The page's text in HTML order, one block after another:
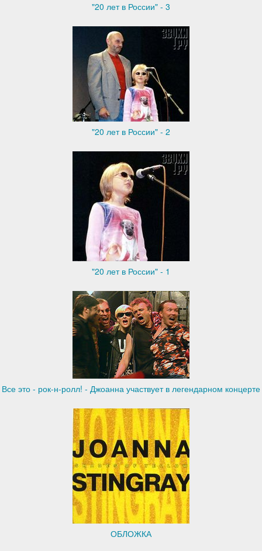
"20 лет в России" - 3
"20 лет в России" - 2
"20 лет в России" - 1
Все это - рок-н-ролл! - Джоанна участвует в легендарном концерте
ОБЛОЖКА